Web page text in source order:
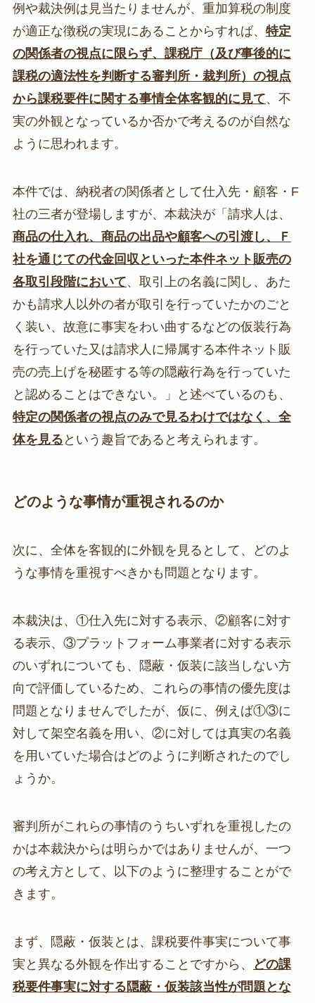
例や裁決例は見当たりませんが、重加算税の制度
が適正な徴税の実現にあることからすれば、 特定
の関係者の視点に限らず、課税庁（及び事後的に
課税の適法性を判断する審判所・裁判所）の視点
から課税要件に関する事情全体客観的に見て、不
実の外観となっているか否かで考えるのが自然な
ように思われます。
本件では、納税者の関係者として仕入先・顧客・F
社の三者が登場しますが、本裁決が「請求人は、
商品の仕入れ、商品の出品や顧客への引渡し、Ｆ
社を通じての代金回収といった本件ネット販売の
各取引段階において、取引上の名義に関し、あた
かも請求人以外の者が取引を行っていたかのごと
く装い、故意に事実をわい曲するなどの仮装行為
を行っていた又は請求人に帰属する本件ネット販
売の売上げを秘匿する等の隠蔽行為を行っていた
と認めることはできない。」と述べているのも、
特定の関係者の視点のみで見るわけではなく、全
体を見る という趣旨であると考えられます。
どのような事情が重視されるのか
次に、全体を客観的に外観を見るとして、どのよ
うな事情を重視すべきかも問題となります。
本裁決は、①仕入先に対する表示、②顧客に対す
る表示、③プラットフォーム事業者に対する表示
のいずれについても、隠蔽・仮装に該当しない方
向で評価しているため、これらの事情の優先度は
問題となりませんでしたが、仮に、例えば①③に
対して架空名義を用い、②に対しては真実の名義
を用いていた場合はどのように判断されたのでし
ょうか。
審判所がこれらの事情のうちいずれを重視したの
かは本裁決からは明らかではありませんが、一つ
の考え方として、以下のように整理することがで
きます。
まず、隠蔽・仮装とは、課税要件事実について事
実と異なる外観を作出することですから、
どの課
税要件事実に対する隠蔽・仮装該当性が問題とな